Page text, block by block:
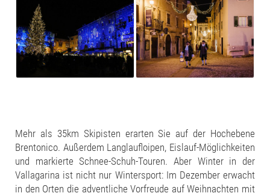
Mehr als 35km Skipisten erarten Sie auf der Hochebene
Brentonico. Außerdem Langlaufloipen, Eislauf-Möglichkeiten
und markierte Schnee-Schuh-Touren. Aber Winter in der
Vallagarina ist nicht nur Wintersport: Im Dezember erwacht
in den Orten die adventliche Vorfreude auf Weihnachten mit